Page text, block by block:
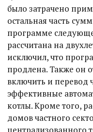
было затрачено
остальная часть
программе
рассчитана на
исключил, что
продлена. Также он
включить и перевод
эффективные
котлы. Кроме того,
домов частного